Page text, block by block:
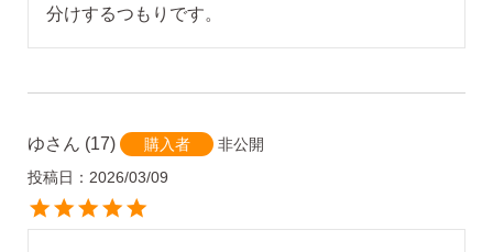
ゆ 17 購入者
非公開
投稿日
2026/03/09